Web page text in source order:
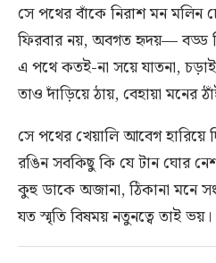
সে পথের বাঁকে নিরাশ মন মলিন
ফিরবার নয়, অবগত হৃদয়— বড্ড
এ পথে কতই-না সয়ে যাতনা,
তাও দাঁড়িয়ে ঠায়, বেহায়া মনের
সে পথের খেয়ালি আবেগ হারিয়ে
রঙিন সবকিছু কি যে টান ঘোর
কুহু ডাকে অজানা, ঠিকানা মনে
যত স্মৃতি বিষময় নতুনত্বে তাই ভয়।